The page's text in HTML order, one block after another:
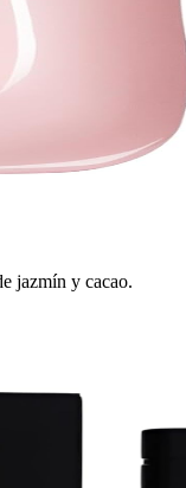
jazmín y cacao.